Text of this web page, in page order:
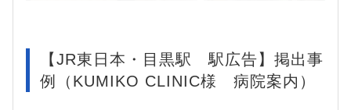
【JR東日本・目黒駅 駅広告】掲出事
例（KUMIKO CLINIC様 病院案内）